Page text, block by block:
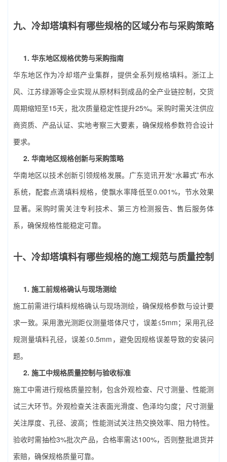
九、冷却塔填料有哪些规格的区域分布与采购策略
1. 华东地区规格优势与采购指南
华东地区作为冷却塔产业集群，提供全系列规格填料。浙江上
风、江苏绿源等企业实现从原材料到成品的全产业链控制，交货
周期缩短至15天，批次质量稳定性提升25%。采购时需关注供应
商资质、产品认证、实地考察三大要素，确保规格参数符合设计
要求。
2. 华南地区规格创新与采购策略
华南地区以技术创新引领规格发展。广东览讯开发“水幕式”布水
系统，配套点滴填料规格，使飘水率降低至0.001%，节水效果
显著。采购时需关注专利技术、第三方检测报告、售后服务体
系，确保规格性能稳定可靠。
十、冷却塔填料有哪些规格的施工规范与质量控制
1. 施工前规格确认与现场测绘
施工前需进行填料规格确认与现场测绘，确保规格参数与设计要
求一致。采用激光测距仪测量塔体尺寸，误差≤5mm；采用孔径
规测量填料孔径，误差≤0.5mm，避免因规格误差导致的安装问
题。
2. 施工中规格质量控制与验收标准
施工中需进行规格质量控制，包含外观检查、尺寸测量、性能测
试三大环节。外观检查关注表面光滑度、色泽均匀度；尺寸测量
关注厚度、孔径、波高；性能测试关注热交换效率、阻力特性。
验收时需抽检3%批次产品，合格率需达100%，否则整批退货并
索赔，确保规格质量可靠。